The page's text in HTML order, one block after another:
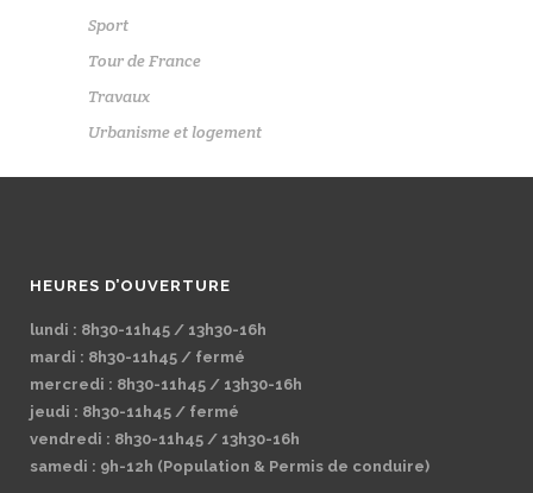
Sport
Tour de France
Travaux
Urbanisme et logement
HEURES D’OUVERTURE
lundi : 8h30-11h45 / 13h30-16h
mardi : 8h30-11h45 / fermé
mercredi : 8h30-11h45 / 13h30-16h
jeudi : 8h30-11h45 / fermé
vendredi : 8h30-11h45 / 13h30-16h
samedi : 9h-12h (Population & Permis de conduire)